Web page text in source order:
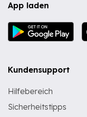
App laden
Kundensupport
Hilfebereich
Sicherheitstipps